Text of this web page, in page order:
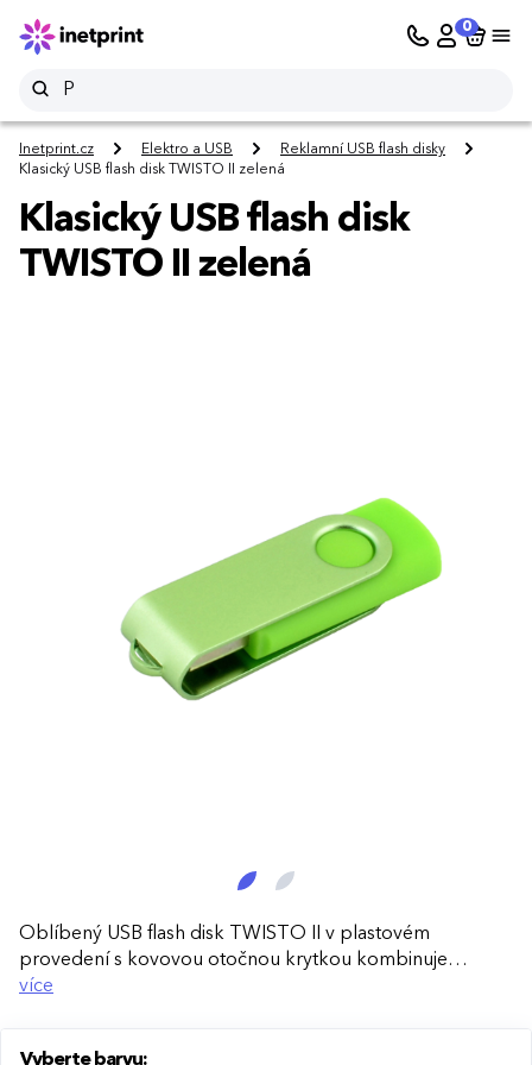
0
Inetprint.cz Elektro a USB
Reklamní USB flash disky
Klasický USB flash disk TWISTO II zelená
Klasický USB flash disk
TWISTO II zelená
Oblíbený USB flash disk TWISTO II v plastovém
provedení s kovovou otočnou krytkou kombinuje
elegantní design a praktičnost. Skvělá volba pro
více
Vyberte barvu: